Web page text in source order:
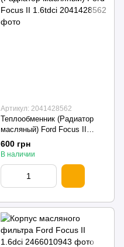
Артикул: 2041428562
Теплообменник (Радиатор
масляный) Ford Focus II
1.6tdci
600 грн
В наличии